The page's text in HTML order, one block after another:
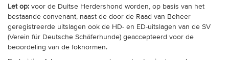
bestaande convenant, naast de door de Raad van Beheer
geregistreerde uitslagen ook de HD- en ED-uitslagen van de SV
(Verein für Deutsche Schäferhunde) geaccepteerd voor de
beoordeling van de foknormen.